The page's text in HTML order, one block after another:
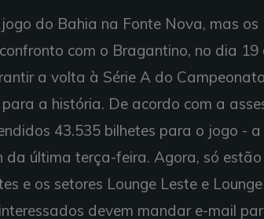
do Bahia na Fonte Nova, mas os
com o Bragantino, no dia 19
a volta à Série A do Campeonato
a história. De acordo com a
43.535 bilhetes para o jogo - a
da última terça-feira. Agora, só estão
e os setores Lounge Leste e Lounge
devem mandar e-mail